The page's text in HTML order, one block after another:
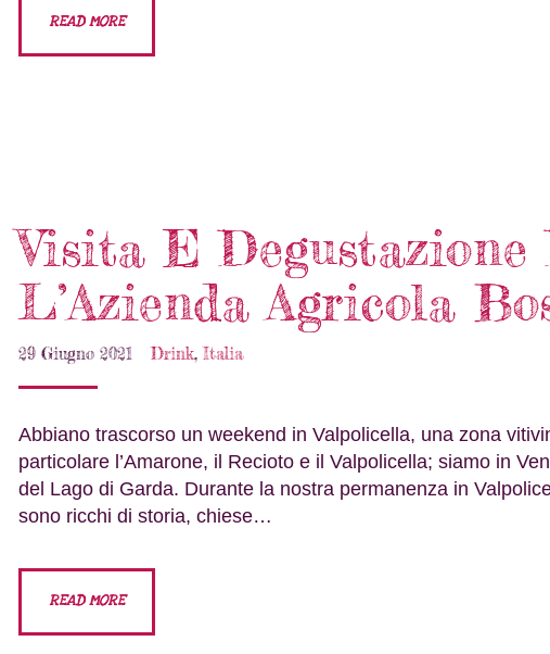
READ MORE
Visita E
L’Azienda Agricola
29 Giugno 2021 Drink,Italia
Abbiano trascorso un weekend in Valpolicella, una zona
particolare l’Amarone, il Recioto e il Valpolicella; siamo in
del Lago di Garda. Durante la nostra permanenza in
sono ricchi di storia, chiese…
READ MORE